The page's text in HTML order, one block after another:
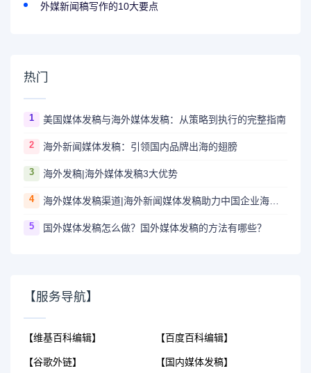
外媒新闻稿写作的10大要点
热门
1 美国媒体发稿与海外媒体发稿：从策略到执行的完整指南
2 海外新闻媒体发稿：引领国内品牌出海的翅膀
3 海外发稿|海外媒体发稿3大优势
4 海外媒体发稿渠道|海外新闻媒体发稿助力中国企业海外传播
5 国外媒体发稿怎么做？国外媒体发稿的方法有哪些？
【服务导航】
【维基百科编辑】
【谷歌外链】
【百度百科编辑】
【国内媒体发稿】